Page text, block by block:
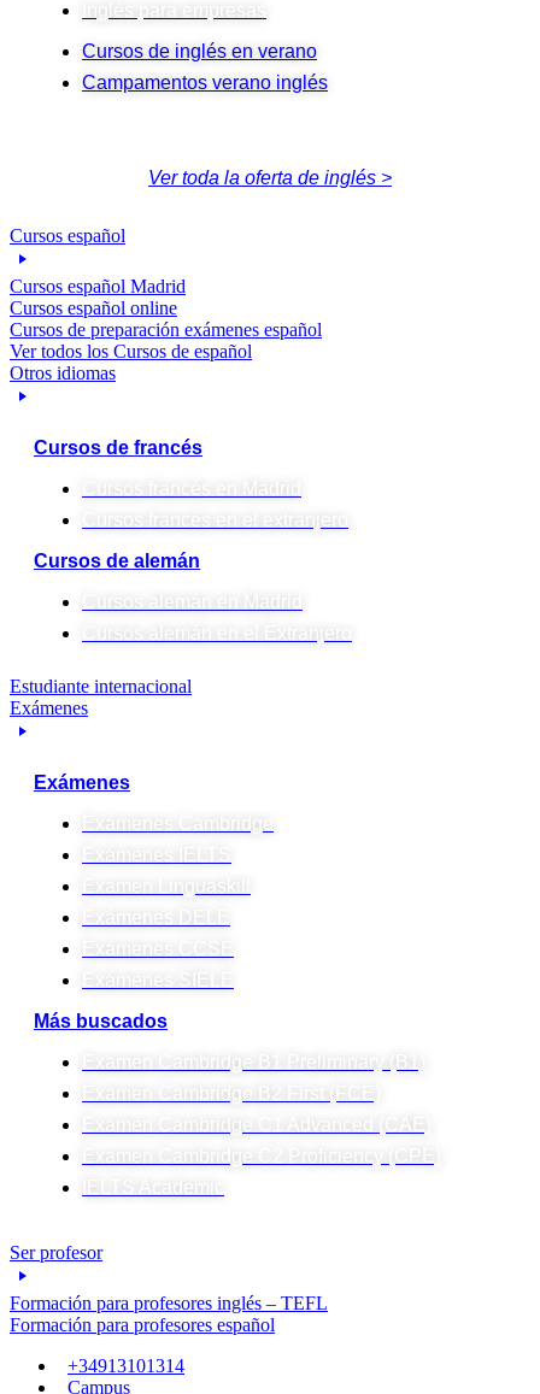
Inglés para empresas
Cursos de inglés en verano
Campamentos verano inglés
Ver toda la oferta de inglés >
Cursos español
Cursos español Madrid
Cursos español online
Cursos de preparación exámenes español
Ver todos los Cursos de español
Otros idiomas
Cursos de francés
Cursos francés en Madrid
Cursos de alemán
Cursos alemán en Madrid
Cursos alemán en el Extranjero
Estudiante internacional
Exámenes
Exámenes
Exámenes Cambridge
Exámenes IELTS
Examen Linguaskill
Exámenes DELE
Exámenes CCSE
Exámenes SIELE
Más buscados
Examen Cambridge B1 Preliminary (B1)
Examen Cambridge B2 First (FCE)
Examen Cambridge C1 Advanced (CAE)
Examen Cambridge C2 Proficiency (CPE)
IELTS Academic
Ser profesor
Formación para profesores inglés – TEFL
Formación para profesores español
+34913101314
Campus